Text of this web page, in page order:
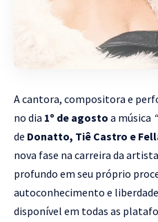
A cantora, compositora e
no dia 1º de agosto a música
de Donatto, Tiê Castro e
nova fase na carreira da
profundo em seu próprio
autoconhecimento e
disponível em todas as